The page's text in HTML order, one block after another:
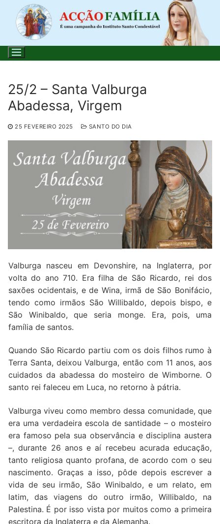
para
conteúdo
Pesquisar
por:
Loja
Quem somos nós
25/2 – Santa Valburga
Abadessa, Virgem
25 FEVEREIRO 2025 SANTO DO DIA
Valburga nasceu em Devonshire, na Inglaterra, por
volta do ano 710. Era filha de São Ricardo, rei dos
saxões ocidentais, e de Wina, irmã de São Bonifácio,
tendo como irmãos São Willibaldo, depois bispo, e
São Winibaldo, que seria monge. Era, pois, uma
família de santos.
Quando São Ricardo partiu com os dois filhos rumo à
Terra Santa, deixou Valburga, então com 11 anos, aos
cuidados da abadessa do mosteiro de Wimborne. O
santo rei faleceu em Luca, no retorno à pátria.
Valburga viveu como membro dessa comunidade, que
era uma verdadeira escola de santidade – o mosteiro
era famoso pela sua observância e disciplina austera
–, durante 26 anos e aí recebeu acurada educação,
tanto religiosa quanto profana, de acordo com o seu
nascimento. Graças a isso, pôde depois escrever a
vida de seu irmão, São Winibaldo, e um relato, em
latim, das viagens do outro irmão, Willibaldo, na
Palestina. É por isso vista por muitos como a primeira
escritora da Inglaterra e da Alemanha.